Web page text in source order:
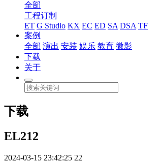
全部
工程订制
ET G Studio KX EC ED SA DSA TF
案例
全部 演出 安装 娱乐 教育 微影
下载
关于
下载
EL212
2024-03-15 23:42:25 22